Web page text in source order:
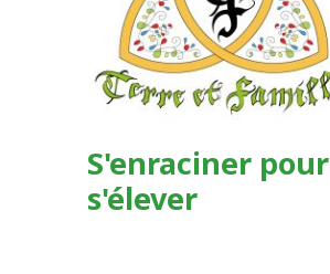
S'enraciner pour
s'élever